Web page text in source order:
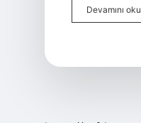
Devamını